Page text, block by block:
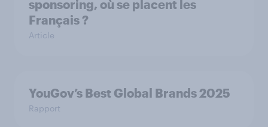
sponsoring, où se placent les
Français ?
Article
YouGov’s Best Global Brands 2025
Rapport